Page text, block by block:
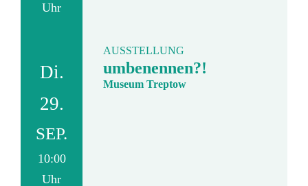
Uhr
Di.
29.
SEP.
10:00
Uhr
AUSSTELLUNG
umbenennen?!
Museum Treptow